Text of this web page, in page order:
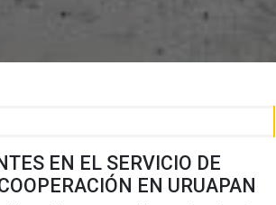
EN EL SERVICIO DE
EN URUAPAN